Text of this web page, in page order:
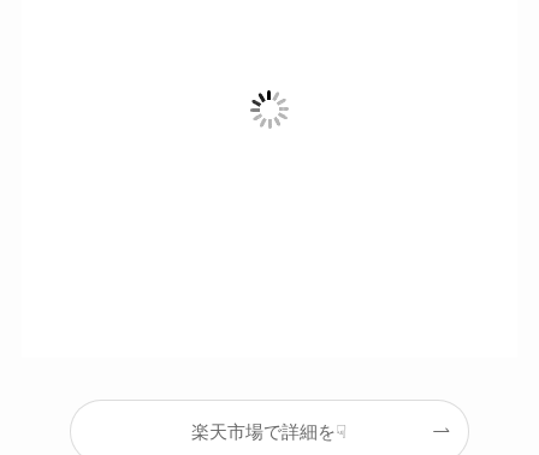
楽天市場で詳細を☟